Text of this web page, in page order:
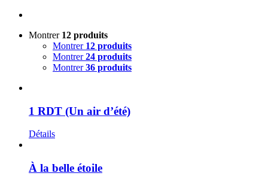
Montrer 12 produits
Montrer 12 produits
Montrer24 produits
Montrer36 produits
1 RDT (Un air d’été)
Détails
À la belle étoile